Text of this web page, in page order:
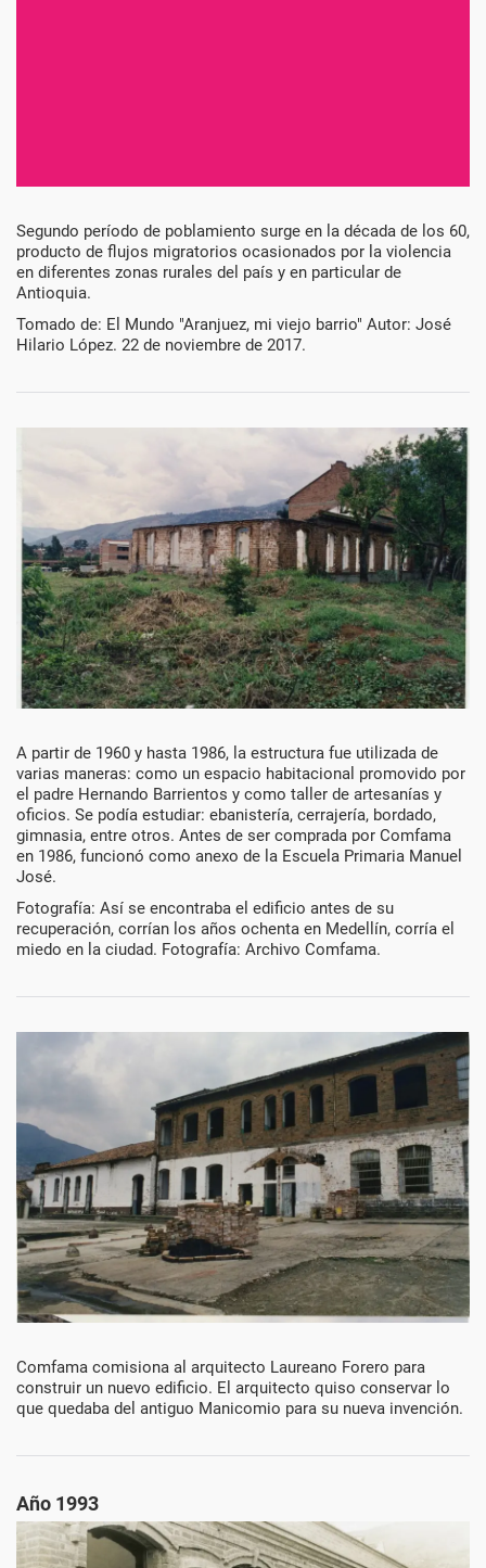
Década
de
1960
Segundo período de poblamiento surge en la década de los 60,
producto de flujos migratorios ocasionados por la violencia
en diferentes zonas rurales del país y en particular de
Antioquia.
Tomado de: El Mundo "Aranjuez, mi viejo barrio" Autor: José
Hilario López. 22 de noviembre de 2017.
Década
de
1980
A partir de 1960 y hasta 1986, la estructura fue utilizada de
varias maneras: como un espacio habitacional promovido por
el padre Hernando Barrientos y como taller de artesanías y
oficios. Se podía estudiar: ebanistería, cerrajería, bordado,
gimnasia, entre otros. Antes de ser comprada por Comfama
en 1986, funcionó como anexo de la Escuela Primaria Manuel
José.
Fotografía: Así se encontraba el edificio antes de su
recuperación, corrían los años ochenta en Medellín, corría el
miedo en la ciudad. Fotografía: Archivo Comfama.
Década
del
1990
Comfama comisiona al arquitecto Laureano Forero para
construir un nuevo edificio. El arquitecto quiso conservar lo
que quedaba del antiguo Manicomio para su nueva invención.
Año 1993